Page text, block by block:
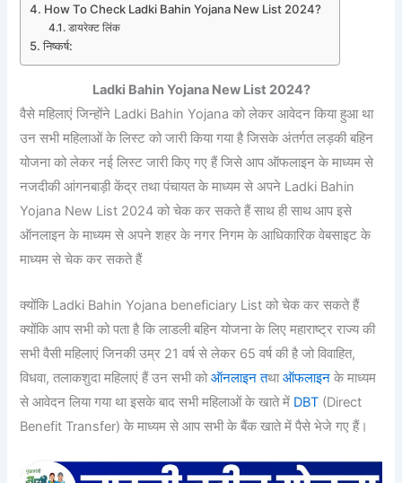
How To Check Ladki Bahin Yojana New List 2024?
डायरेक्ट लिंक
निष्कर्ष:
Ladki Bahin Yojana New List 2024?
वैसे महिलाएं जिन्होंने Ladki Bahin Yojana को लेकर आवेदन किया हुआ था
उन सभी महिलाओं के लिस्ट को जारी किया गया है जिसके अंतर्गत लड़की बहिन
योजना को लेकर नई लिस्ट जारी किए गए हैं जिसे आप ऑफलाइन के माध्यम से
नजदीकी आंगनबाड़ी केंद्र तथा पंचायत के माध्यम से अपने Ladki Bahin
Yojana New List 2024 को चेक कर सकते हैं साथ ही साथ आप इसे
ऑनलाइन के माध्यम से अपने शहर के नगर निगम के आधिकारिक वेबसाइट के
माध्यम से चेक कर सकते हैं
क्योंकि Ladki Bahin Yojana beneficiary List को चेक कर सकते हैं
क्योंकि आप सभी को पता है कि लाडली बहिन योजना के लिए महाराष्ट्र राज्य की
सभी वैसी महिलाएं जिनकी उम्र 21 वर्ष से लेकर 65 वर्ष की है जो विवाहित,
विधवा, तलाकशुदा महिलाएं हैं उन सभी कोऑनलाइन तथाऑफलाइनके माध्यम
से आवेदन लिया गया था इसके बाद सभी महिलाओं के खाते में DBT (Direct
Benefit Transfer) के माध्यम से आप सभी के बैंक खाते में पैसे भेजे गए हैं।